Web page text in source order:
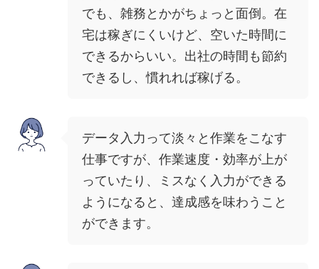
でも、雑務とかがちょっと面倒。在
宅は稼ぎにくいけど、空いた時間に
できるからいい。出社の時間も節約
できるし、慣れれば稼げる。
データ入力って淡々と作業をこなす
仕事ですが、作業速度・効率が上が
っていたり、ミスなく入力ができる
ようになると、達成感を味わうこと
ができます。